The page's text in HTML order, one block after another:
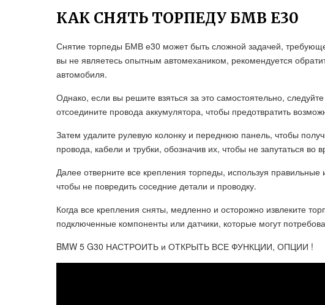
КАК СНЯТЬ ТОРПЕДУ БМВ Е30
Снятие торпеды БМВ е30 может быть сложной задачей,
вы не являетесь опытным автомехаником, рекомендуется
автомобиля.
Однако, если вы решите взяться за это самостоятельно,
отсоедините провода аккумулятора, чтобы предотвратить
Затем удалите рулевую колонку и переднюю панель, чтобы
провода, кабели и трубки, обозначив их, чтобы не запутаться во
Далее отверните все крепления торпеды, используя
чтобы не повредить соседние детали и проводку.
Когда все крепления сняты, медленно и осторожно извлеките
подключенные компоненты или датчики, которые могут
BMW 5 G30 НАСТРОИТЬ и ОТКРЫТЬ ВСЕ ФУНКЦИИ, ОПЦИИ !